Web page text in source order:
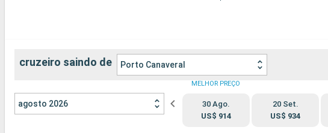
cruzeiro saindo de Porto Canaveral
agosto 2026
MELHOR PREÇO
30 Ago.
US$ 914
20 Set.
US$ 934